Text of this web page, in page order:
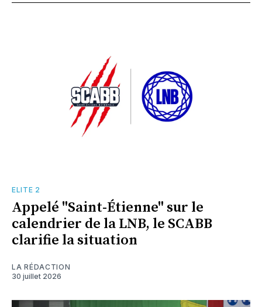
ELITE 2
Appelé "Saint-Étienne" sur le
calendrier de la LNB, le SCABB
clarifie la situation
LA RÉDACTION
30 juillet 2026